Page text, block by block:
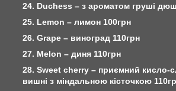
24. Duchess – з ароматом груші
25. Lemon – лимон 100грн
26. Grape – виноград 110грн
27. Melon – диня 110грн
28. Sweet cherry – приємний кисло-
вишні з міндальною кісточкою